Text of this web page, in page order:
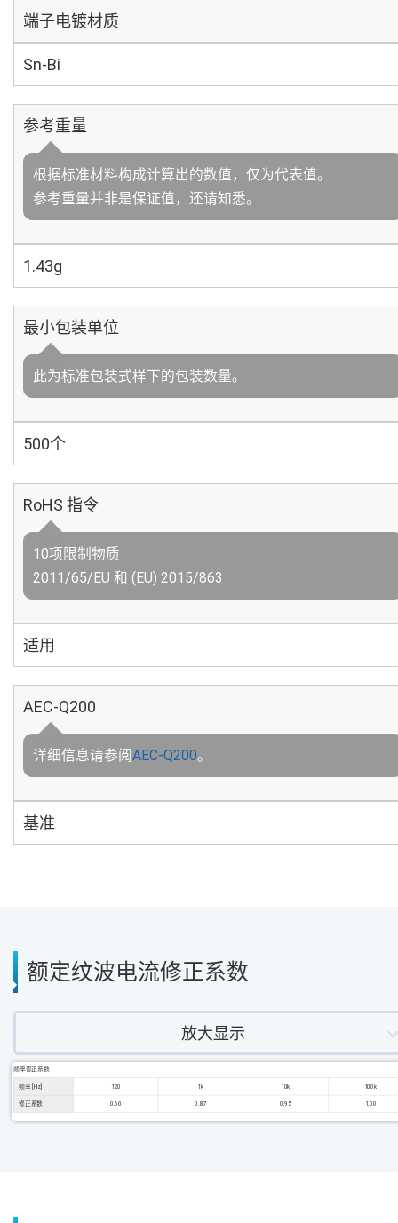
端子电镀材质
Sn-Bi
参考重量
根据标准材料构成计算出的数值，仅为代表值。
参考重量并非是保证值，还请知悉。
1.43g
最小包装单位
此为标准包装式样下的包装数量。
500个
RoHS 指令
10项限制物质
2011/65/EU 和 (EU) 2015/863
适用
AEC-Q200
详细信息请参阅AEC-Q200。
基准
额定纹波电流修正系数
放大显示
频率修正系数
频率 [Hz] 120 1k 10k 100k
修正系数 0.60 0.87 0.95 1.00